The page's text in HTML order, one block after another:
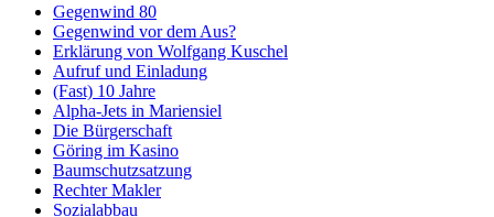
Gegenwind 80
Gegenwind vor dem Aus?
Erklärung von Wolfgang Kuschel
Aufruf und Einladung
(Fast) 10 Jahre
Alpha-Jets in Mariensiel
Die Bürgerschaft
Göring im Kasino
Baumschutzsatzung
Rechter Makler
Sozialabbau